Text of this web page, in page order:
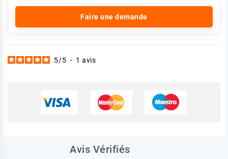
Faire une demande
5/5 - 1 avis
Avis Vérifiés